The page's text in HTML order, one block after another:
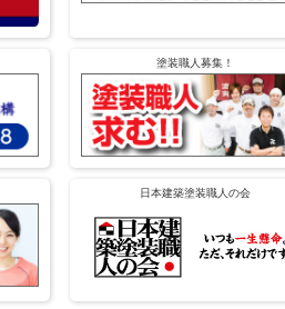
塗装職人募集！
日本建築塗装職人の会